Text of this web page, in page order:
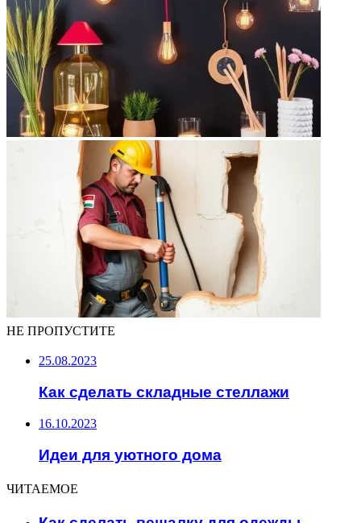
НЕ ПРОПУСТИТЕ
25.08.2023
Как сделать складные стеллажи
16.10.2023
Идеи для уютного дома
ЧИТАЕМОЕ